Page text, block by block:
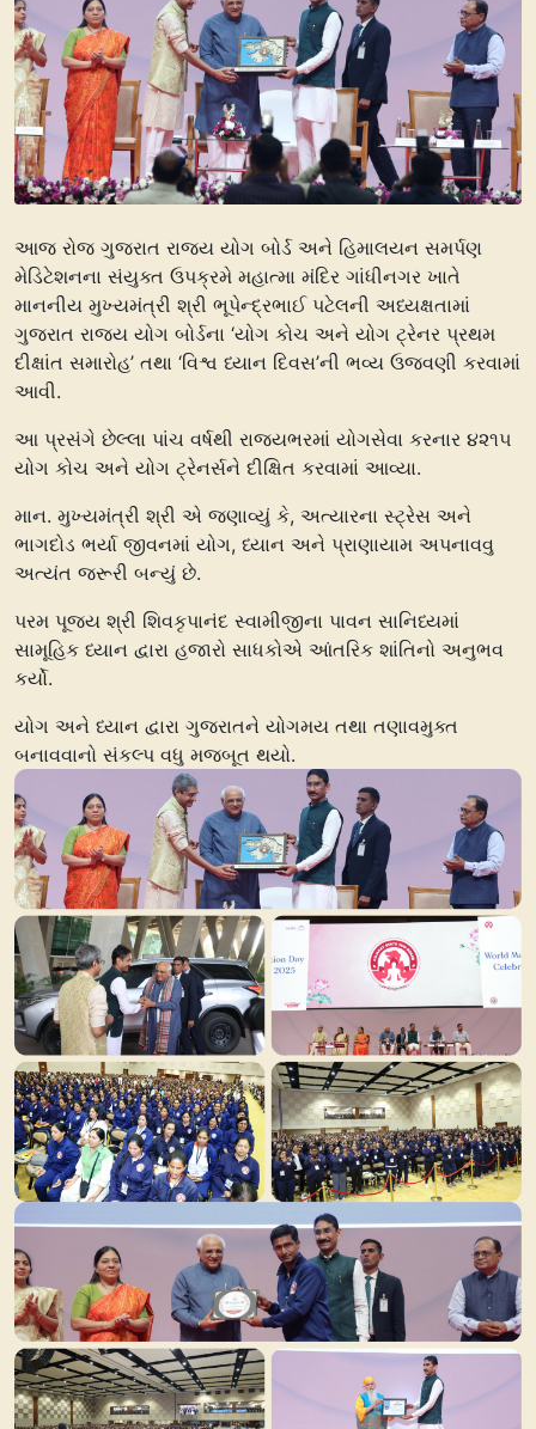
આજ રોજ ગુજરાત રાજ્ય યોગ બોર્ડ અને હિમાલયન સમર્પણ
મેડિટેશનના સંયુક્ત ઉપક્રમે મહાત્મા મંદિર ગાંધીનગર ખાતે
માનનીય મુખ્યમંત્રી શ્રી ભૂપેન્દ્રભાઈ પટેલની અધ્યક્ષતામાં
ગુજરાત રાજ્ય યોગ બોર્ડના ‘યોગ કોચ અને યોગ ટ્રેનર પ્રથમ
દીક્ષાંત સમારોહ’ તથા ‘વિશ્વ ધ્યાન દિવસ’ની ભવ્ય ઉજવણી કરવામાં
આવી.
આ પ્રસંગે છેલ્લા પાંચ વર્ષથી રાજ્યભરમાં યોગસેવા કરનાર ૪૨૧૫
યોગ કોચ અને યોગ ટ્રેનર્સને દીક્ષિત કરવામાં આવ્યા.
માન. મુખ્યમંત્રી શ્રી એ જણાવ્યું કે, અત્યારના સ્ટ્રેસ અને
ભાગદોડ ભર્યા જીવનમાં યોગ, ધ્યાન અને પ્રાણાયામ અપનાવવુ
અત્યંત જરૂરી બન્યું છે.
પરમ પૂજ્ય શ્રી શિવકૃપાનંદ સ્વામીજીના પાવન સાનિધ્યમાં
સામૂહિક ધ્યાન દ્વારા હજારો સાધકોએ આંતરિક શાંતિનો અનુભવ
કર્યો.
યોગ અને ધ્યાન દ્વારા ગુજરાતને યોગમય તથા તણાવમુક્ત
બનાવવાનો સંકલ્પ વધુ મજબૂત થયો.